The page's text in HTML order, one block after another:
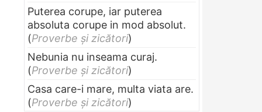
Puterea corupe, iar puterea
absoluta corupe in mod absolut.
(Proverbe și zicători)
Nebunia nu inseama curaj.
(Proverbe și zicători)
Casa care-i mare, multa viata are.
(Proverbe și zicători)